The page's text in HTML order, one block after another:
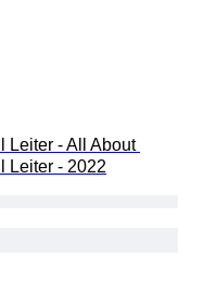
Leiter - All About
Leiter - 2022